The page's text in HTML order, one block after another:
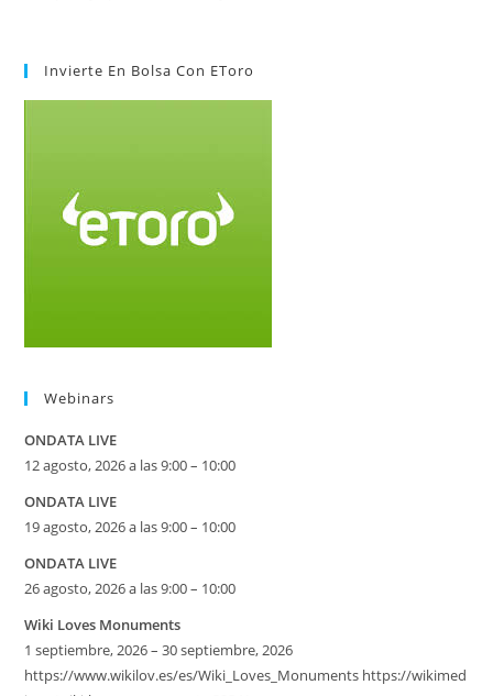
Invierte En Bolsa Con EToro
Webinars
ONDATA LIVE
12 agosto, 2026 a las 9:00 – 10:00
ONDATA LIVE
19 agosto, 2026 a las 9:00 – 10:00
ONDATA LIVE
26 agosto, 2026 a las 9:00 – 10:00
Wiki Loves Monuments
1 septiembre, 2026 – 30 septiembre, 2026
https://www.wikilov.es/es/Wiki_Loves_Monuments https://wikimed